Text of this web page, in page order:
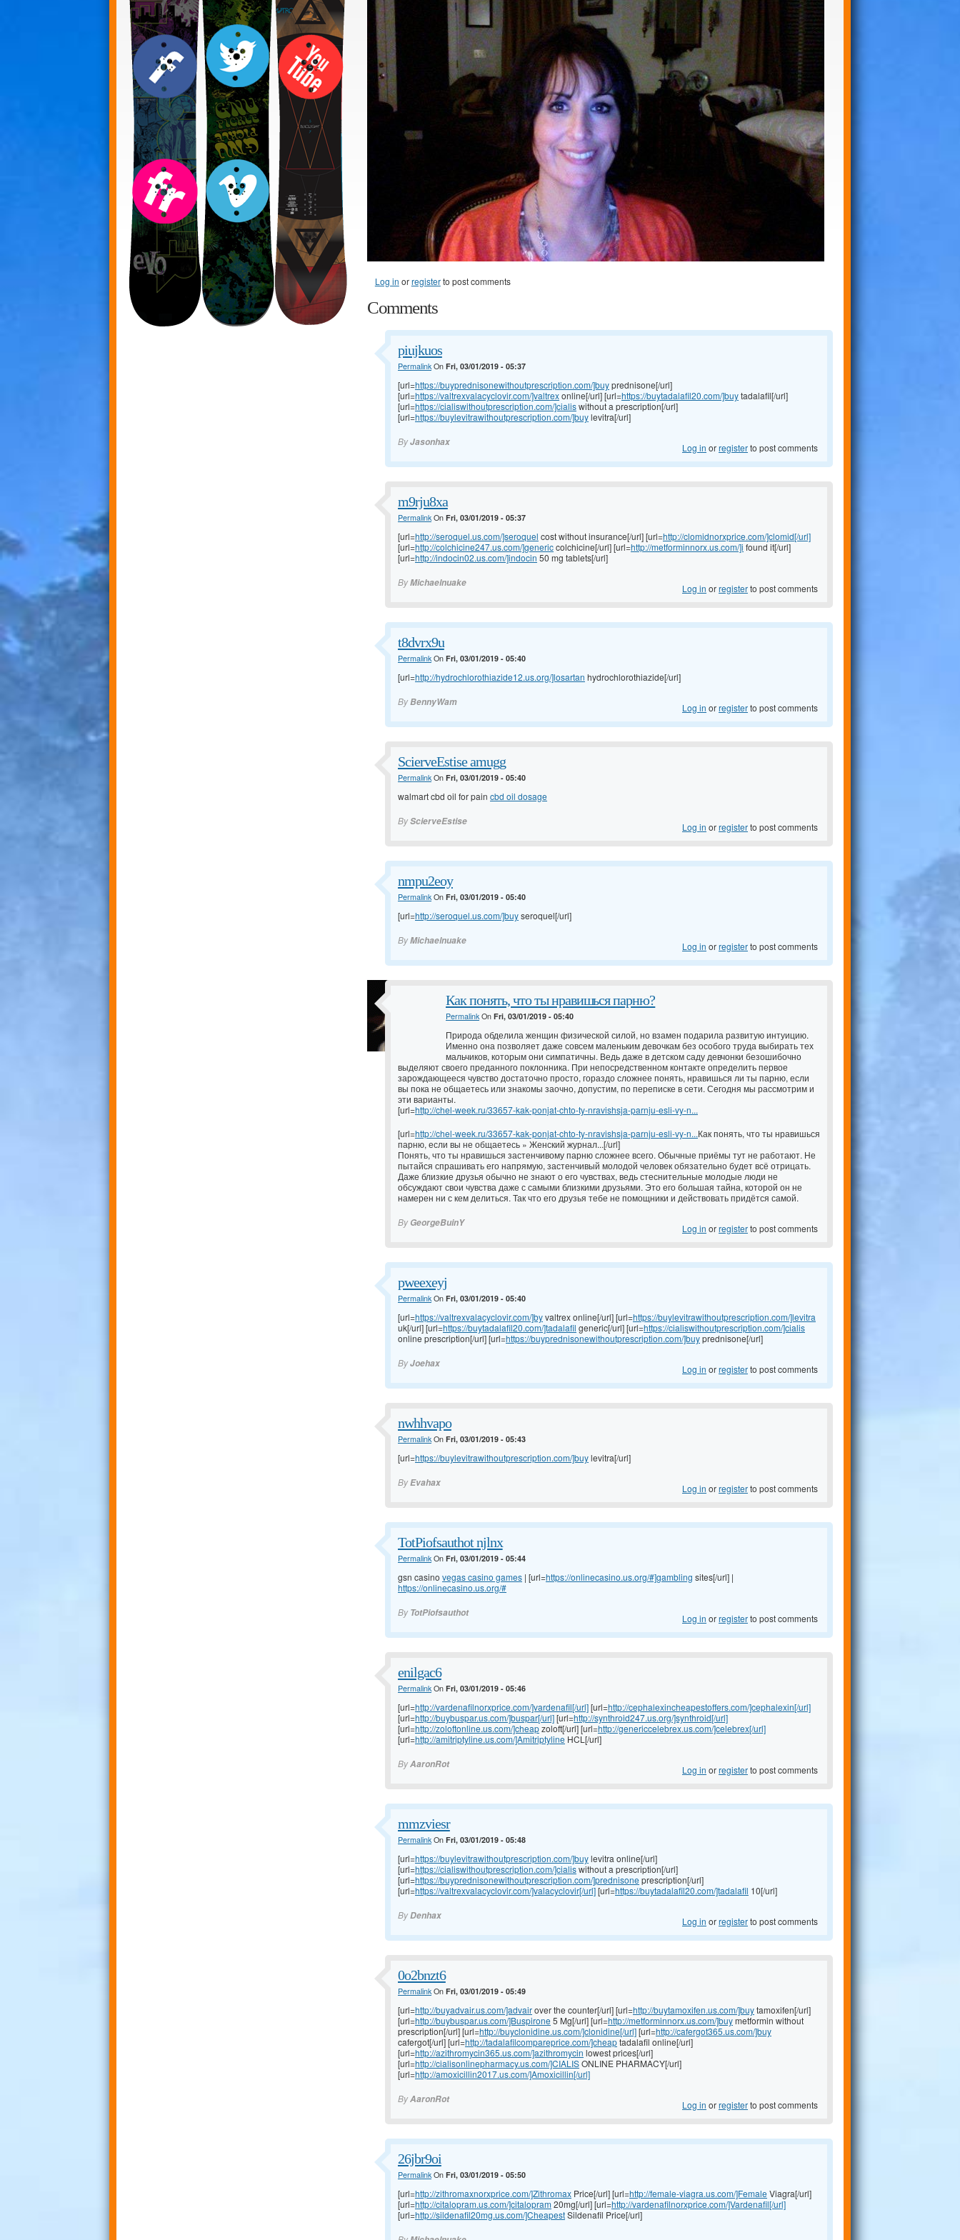
Log in orregisterto post comments
Comments
piujkuos
PermalinkOn Fri, 03/01/2019 - 05:37
[url=https://buyprednisonewithoutprescription.com/]buyprednisone[/url]
[url=https://valtrexvalacyclovir.com/]valtrexonline[/url] [url=https://buytadalafil20.com/]buytadalafil[/url]
[url=https://cialiswithoutprescription.com/]cialiswithout a prescription[/url]
[url=https://buylevitrawithoutprescription.com/]buylevitra[/url]
ByJasonhax Log in orregisterto post comments
m9rju8xa
PermalinkOn Fri, 03/01/2019 - 05:37
[url=http://seroquel.us.com/]seroquel cost without insurance[/url] [url=http://clomidnorxprice.com/]clomid[/url]
[url=http://colchicine247.us.com/]genericcolchicine[/url] [url=http://metforminnorx.us.com/]i found it[/url]
[url=http://indocin02.us.com/]indocin 50 mg tablets[/url]
ByMichaelnuake Log in orregisterto post comments
t8dvrx9u
PermalinkOn Fri, 03/01/2019 - 05:40
[url=http://hydrochlorothiazide12.us.org/]losartan hydrochlorothiazide[/url]
ByBennyWam Log in orregisterto post comments
ScierveEstise amugg
PermalinkOn Fri, 03/01/2019 - 05:40
walmart cbd oil for pain cbd oil dosage
ByScierveEstise Log in orregisterto post comments
nmpu2eoy
PermalinkOn Fri, 03/01/2019 - 05:40
[url=http://seroquel.us.com/]buyseroquel[/url]
ByMichaelnuake Log in orregisterto post comments
Как понять, что ты нравишься парню?
PermalinkOn Fri, 03/01/2019 - 05:40
Природа обделила женщин физической силой, но взамен подарила развитую интуицию.
Именно она позволяет даже совсем маленьким девочкам без особого труда выбирать тех
мальчиков, которым они симпатичны. Ведь даже в детском саду девчонки безошибочно
выделяют своего преданного поклонника. При непосредственном контакте определить первое
зарождающееся чувство достаточно просто, гораздо сложнее понять, нравишься ли ты парню, если
вы пока не общаетесь или знакомы заочно, допустим, по переписке в сети. Сегодня мы рассмотрим и
эти варианты.
[url=http://chel-week.ru/33657-kak-ponjat-chto-ty-nravishsja-parnju-esli-vy-n...
[url=http://chel-week.ru/33657-kak-ponjat-chto-ty-nravishsja-parnju-esli-vy-n...Как понять, что ты нравишься
парню, если вы не общаетесь » Женский журнал...[/url]
Понять, что ты нравишься застенчивому парню сложнее всего. Обычные приёмы тут не работают. Не
пытайся спрашивать его напрямую, застенчивый молодой человек обязательно будет всё отрицать.
Даже близкие друзья обычно не знают о его чувствах, ведь стеснительные молодые люди не
обсуждают свои чувства даже с самыми близкими друзьями. Это его большая тайна, которой он не
намерен ни с кем делиться. Так что его друзья тебе не помощники и действовать придётся самой.
By GeorgeBuinY Log in orregisterto post comments
pweexeyj
PermalinkOn Fri, 03/01/2019 - 05:40
[url=https://valtrexvalacyclovir.com/]byvaltrex online[/url] [url=https://buylevitrawithoutprescription.com/]levitra
uk[/url] [url=https://buytadalafil20.com/]tadalafil generic[/url] [url=https://cialiswithoutprescription.com/]cialis
online prescription[/url] [url=https://buyprednisonewithoutprescription.com/]buyprednisone[/url]
ByJoehax Log in orregisterto post comments
nwhhvapo
PermalinkOn Fri, 03/01/2019 - 05:43
[url=https://buylevitrawithoutprescription.com/]buylevitra[/url]
ByEvahax Log in orregisterto post comments
TotPiofsauthot njlnx
PermalinkOn Fri, 03/01/2019 - 05:44
gsn casino vegas casino games | [url=https://onlinecasino.us.org/#]gambling sites[/url] |
https://onlinecasino.us.org/#
By TotPiofsauthot Log in orregisterto post comments
enilgac6
PermalinkOn Fri, 03/01/2019 - 05:46
[url=http://vardenafilnorxprice.com/]vardenafil[/url][url=http://cephalexincheapestoffers.com/]cephalexin[/url]
[url=http://buybuspar.us.com/]buspar[/url][url=http://synthroid247.us.org/]synthroid[/url]
[url=http://zoloftonline.us.com/]cheapzoloft[/url] [url=http://genericcelebrex.us.com/]celebrex[/url]
[url=http://amitriptyline.us.com/]Amitriptyline HCL[/url]
ByAaronRot Log in orregisterto post comments
mmzviesr
PermalinkOn Fri, 03/01/2019 - 05:48
[url=https://buylevitrawithoutprescription.com/]buylevitra online[/url]
[url=https://cialiswithoutprescription.com/]cialiswithout a prescription[/url]
[url=https://buyprednisonewithoutprescription.com/]prednisone prescription[/url]
[url=https://valtrexvalacyclovir.com/]valacyclovir[/url][url=https://buytadalafil20.com/]tadalafil 10[/url]
ByDenhax Log in orregisterto post comments
0o2bnzt6
PermalinkOn Fri, 03/01/2019 - 05:49
[url=http://buyadvair.us.com/]advairover the counter[/url] [url=http://buytamoxifen.us.com/]buytamoxifen[/url]
[url=http://buybuspar.us.com/]Buspirone 5 Mg[/url] [url=http://metforminnorx.us.com/]buymetformin without
prescription[/url] [url=http://buyclonidine.us.com/]clonidine[/url][url=http://cafergot365.us.com/]buy
cafergot[/url] [url=http://tadalafilcompareprice.com/]cheaptadalafil online[/url]
[url=http://azithromycin365.us.com/]azithromycin lowest prices[/url]
[url=http://cialisonlinepharmacy.us.com/]CIALISONLINE PHARMACY[/url]
[url=http://amoxicillin2017.us.com/]Amoxicillin[/url]
ByAaronRot Log in orregisterto post comments
26jbr9oi
PermalinkOn Fri, 03/01/2019 - 05:50
[url=http://zithromaxnorxprice.com/]Zithromax Price[/url] [url=http://female-viagra.us.com/]Female Viagra[/url]
[url=http://citalopram.us.com/]citalopram20mg[/url] [url=http://vardenafilnorxprice.com/]Vardenafil[/url]
[url=http://sildenafil20mg.us.com/]CheapestSildenafil Price[/url]